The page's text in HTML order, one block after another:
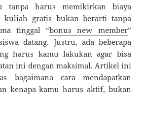
tanpa harus memikirkan biaya
kuliah gratis bukan berarti tanpa
tinggal “bonus new member”
datang. Justru, ada beberapa
harus kamu lakukan agar bisa
ini dengan maksimal. Artikel ini
bagaimana cara mendapatkan
kenapa kamu harus aktif, bukan